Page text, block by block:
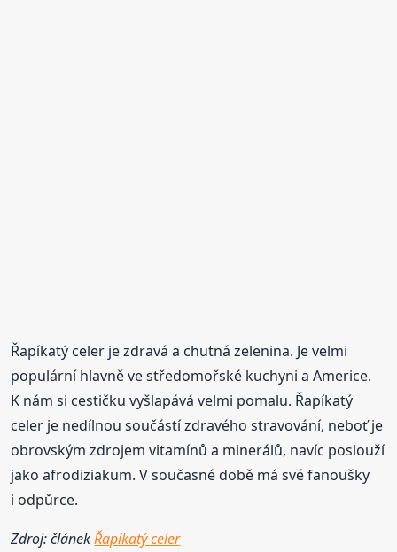
Řapíkatý celer je zdravá a chutná zelenina. Je velmi
populární hlavně ve středomořské kuchyni a Americe.
K nám si cestičku vyšlapává velmi pomalu. Řapíkatý
celer je nedílnou součástí zdravého stravování, neboť je
obrovským zdrojem vitamínů a minerálů, navíc poslouží
jako afrodiziakum. V současné době má své fanoušky
i odpůrce.
Zdroj: článekŘapíkatý celer